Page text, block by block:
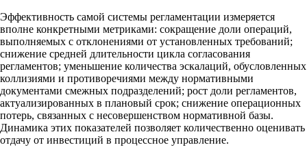
Эффективность самой системы регламентации измеряется
вполне конкретными метриками: сокращение доли операций,
выполняемых с отклонениями от установленных требований;
снижение средней длительности цикла согласования
регламентов; уменьшение количества эскалаций, обусловленных
коллизиями и противоречиями между нормативными
документами смежных подразделений; рост доли регламентов,
актуализированных в плановый срок; снижение операционных
потерь, связанных с несовершенством нормативной базы.
Динамика этих показателей позволяет количественно оценивать
отдачу от инвестиций в процессное управление.